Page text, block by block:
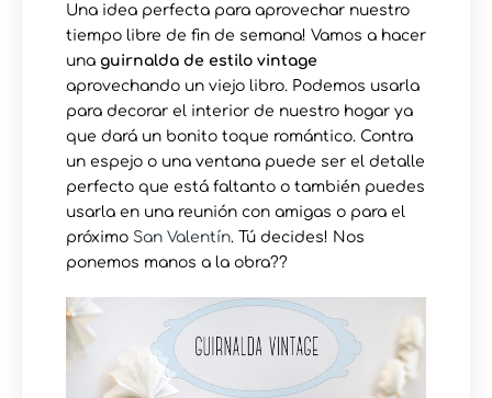
Una idea perfecta para aprovechar nuestro
tiempo libre de fin de semana! Vamos a hacer
una guirnalda de estilo vintage
aprovechando un viejo libro. Podemos usarla
para decorar el interior de nuestro hogar ya
que dará un bonito toque romántico. Contra
un espejo o una ventana puede ser el detalle
perfecto que está faltanto o también puedes
usarla en una reunión con amigas o para el
próximo San Valentín. Tú decides! Nos
ponemos manos a la obra??